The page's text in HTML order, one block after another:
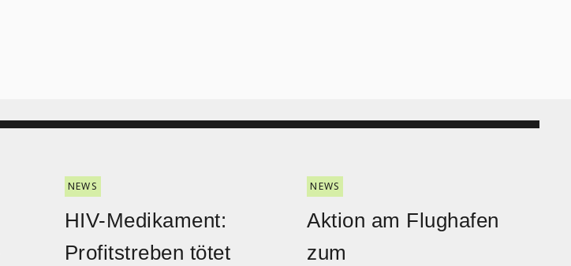
NEWS
HIV-Medikament:
Profitstreben tötet
NEWS
Aktion am Flughafen
zum